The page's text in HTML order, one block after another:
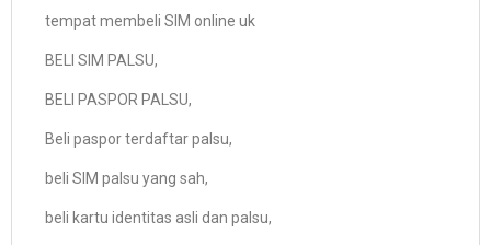
tempat membeli SIM online uk
BELI SIM PALSU,
BELI PASPOR PALSU,
Beli paspor terdaftar palsu,
beli SIM palsu yang sah,
beli kartu identitas asli dan palsu,